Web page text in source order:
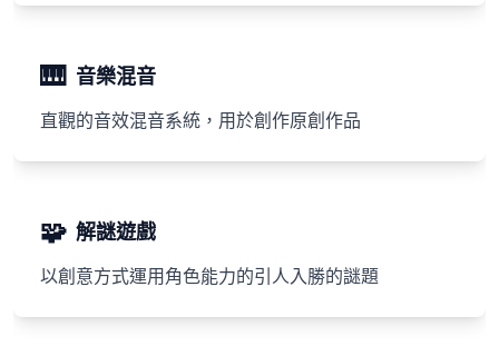
🎹 音樂混音
直觀的音效混音系統，用於創作原創作品
🧩 解謎遊戲
以創意方式運用角色能力的引人入勝的謎題